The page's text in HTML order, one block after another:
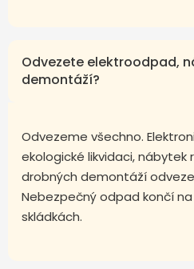
Odvezete elektroodpad,
demontáží?
Odvezeme všechno.
ekologické likvidaci, nábytek
drobných demontáží
Nebezpečný odpad končí
skládkách.